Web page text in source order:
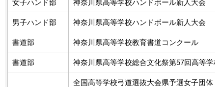
女子ハンド部 神奈川県高等学校ハンドボール新人大会
男子ハンド部 神奈川県高等学校ハンドボール新人大会
書道部 神奈川県高等学校教育書道コンクール
書道部 神奈川県高等学校総合文化祭第57回高等学
全国高等学校弓道選抜大会県予選女子団体